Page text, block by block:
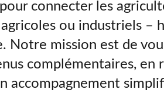
connecter les
ou industriels –
Notre mission est de
complémentaires, en
accompagnement